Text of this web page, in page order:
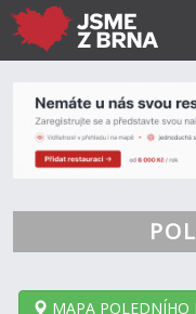
MAPA POLEDNÍHO